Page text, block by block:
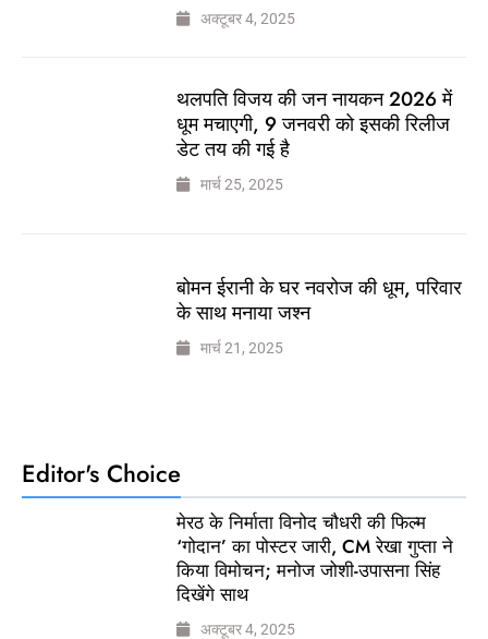
अक्टूबर 4, 2025
थलपति विजय की जन नायकन 2026 में
धूम मचाएगी, 9 जनवरी को इसकी रिलीज
डेट तय की गई है
मार्च 25, 2025
बोमन ईरानी के घर नवरोज की धूम, परिवार
के साथ मनाया जश्न
मार्च 21, 2025
Editor's Choice
मेरठ के निर्माता विनोद चौधरी की फिल्म
‘गोदान’ का पोस्टर जारी, CM रेखा गुप्ता ने
किया विमोचन; मनोज जोशी-उपासना सिंह
दिखेंगे साथ
अक्टूबर 4, 2025